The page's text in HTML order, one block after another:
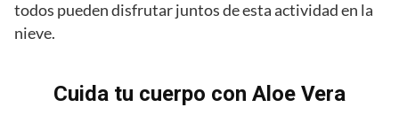
todos pueden disfrutar juntos de esta actividad en la
nieve.
Cuida tu cuerpo con Aloe Vera